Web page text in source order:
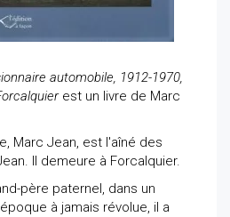
automobile, 1912-1970,
est un livre de Marc
Marc Jean, est l'aîné des
Il demeure à Forcalquier.
père paternel, dans un
à jamais révolue, il a